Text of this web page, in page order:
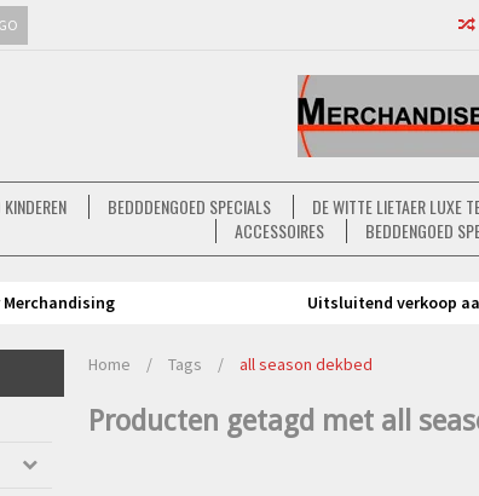
GO
BEDDDENGOED SPECIALS DE WITTE LIETAER LUXE
ACCESSOIRES
BEDDENGOED
Uitsluitend verkoop
Home / Tags / all season dekbed
Producten getagd met all